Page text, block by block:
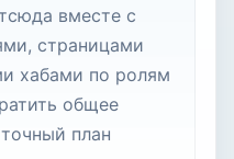
вместе с
страницами
хабами по ролям
общее
план